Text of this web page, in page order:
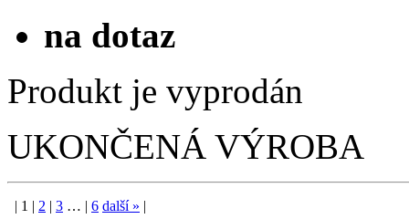
na dotaz
Produkt je vyprodán
UKONČENÁ VÝROBA
| 1 | 2 | 3 … | 6 další» |